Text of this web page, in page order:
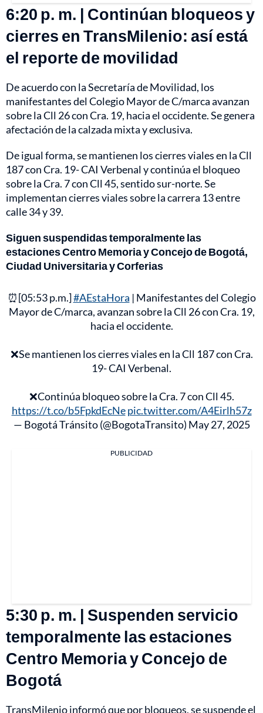
6:20 p. m. | Continúan bloqueos y
cierres en TransMilenio: así está
el reporte de movilidad
De acuerdo con la Secretaría de Movilidad, los
manifestantes del Colegio Mayor de C/marca avanzan
sobre la Cll 26 con Cra. 19, hacia el occidente. Se genera
afectación de la calzada mixta y exclusiva.
De igual forma, se mantienen los cierres viales en la Cll
187 con Cra. 19- CAI Verbenal y continúa el bloqueo
sobre la Cra. 7 con Cll 45, sentido sur-norte. Se
implementan cierres viales sobre la carrera 13 entre
calle 34 y 39.
⁠Siguen suspendidas temporalmente las
estaciones Centro Memoria y Concejo de Bogotá,
Ciudad Universitaria y Corferias
⏰[05:53 p.m.]#AEstaHora | Manifestantes del Colegio
Mayor de C/marca, avanzan sobre la Cll 26 con Cra. 19,
hacia el occidente.
❌Se mantienen los cierres viales en la Cll 187 con Cra.
19- CAI Verbenal.
❌Continúa bloqueo sobre la Cra. 7 con Cll 45.
https://t.co/b5FpkdEcNe pic.twitter.com/A4Eirlh57z
— Bogotá Tránsito (@BogotaTransito) May 27, 2025
PUBLICIDAD
5:30 p. m. | Suspenden servicio
temporalmente las estaciones
Centro Memoria y Concejo de
Bogotá
TransMilenio informó que por bloqueos, se suspende el